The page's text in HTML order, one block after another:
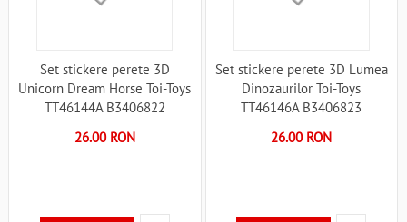
Set stickere perete 3D
Unicorn Dream Horse Toi-Toys
TT46144A B3406822
26.00 RON
Set stickere perete 3D Lumea
Dinozaurilor Toi-Toys
TT46146A B3406823
26.00 RON